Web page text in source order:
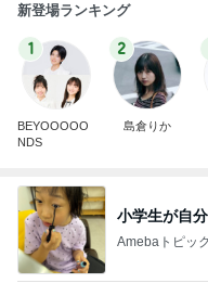
新登場ランキング
1
BEYOOOOO
NDS
2
島倉りか
小学生が自
Amebaトピッ